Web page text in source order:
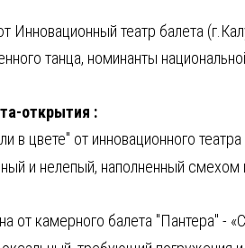
Инновационный театр балета
танца, номинанты
открытия :
в цвете" от инновационного
и нелепый, наполненный смехом
от камерного балета "Пантера" -